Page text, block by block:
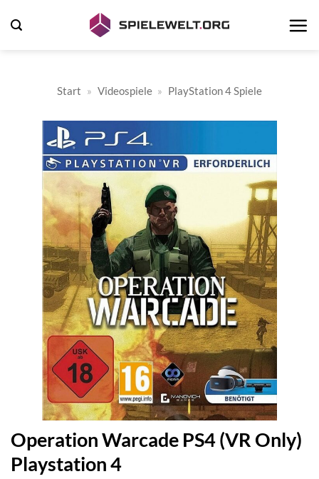
Inhalt
Start » Videospiele » PlayStation 4 Spiele
Operation Warcade PS4 (VR Only)
Playstation 4